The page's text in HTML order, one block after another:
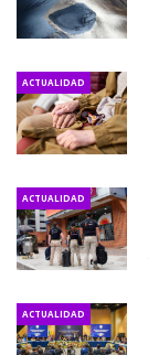
ACTUALIDAD
ACTUALIDAD
ACTUALIDAD